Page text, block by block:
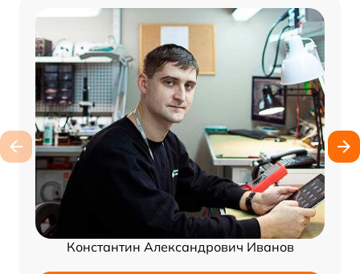
Константин Александрович Иванов